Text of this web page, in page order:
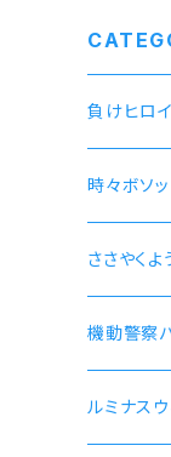
負けヒロ
時々ボソ
ささやく
機動警察
ルミナス